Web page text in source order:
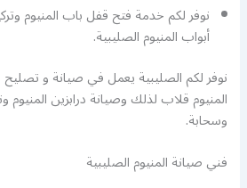
نوفر لكم خدمة فتح قفل باب المنيوم
أبواب المنيوم الصليبية.
نوفر لكم الصليبية يعمل في صيانة و تصليح
المنيوم قلاب لذلك وصيانة درابزين المنيوم
وسحابة.
فني صيانة المنيوم الصليبية